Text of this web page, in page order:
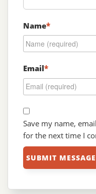
Name*
Email*
Save my name,
for the next time I